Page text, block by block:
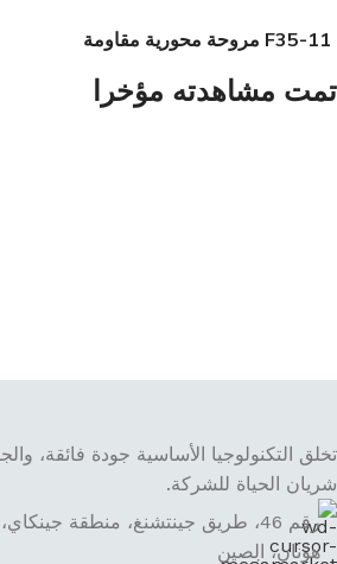
F35-11 مروحة محورية مقاومة
تمت مشاهدته مؤخرا
تخلق التكنولوجيا الأساسية جودة فائقة،
شريان الحياة للشركة.
رقم 46، طريق جينتشنغ، منطقة
هونان، الصين